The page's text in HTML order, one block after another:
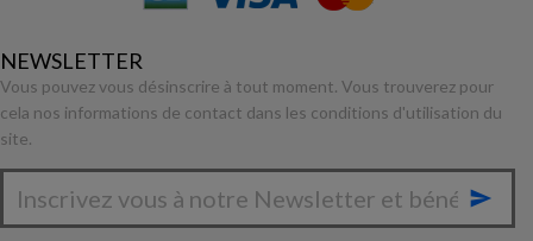
NEWSLETTER
Vous pouvez vous désinscrire à tout moment. Vous trouverez pour
cela nos informations de contact dans les conditions d'utilisation du
site.
